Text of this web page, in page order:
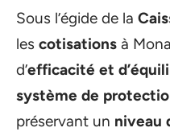
Sous l’égide de la
les cotisations à
d’efficacité et
système de
préservant un niveau